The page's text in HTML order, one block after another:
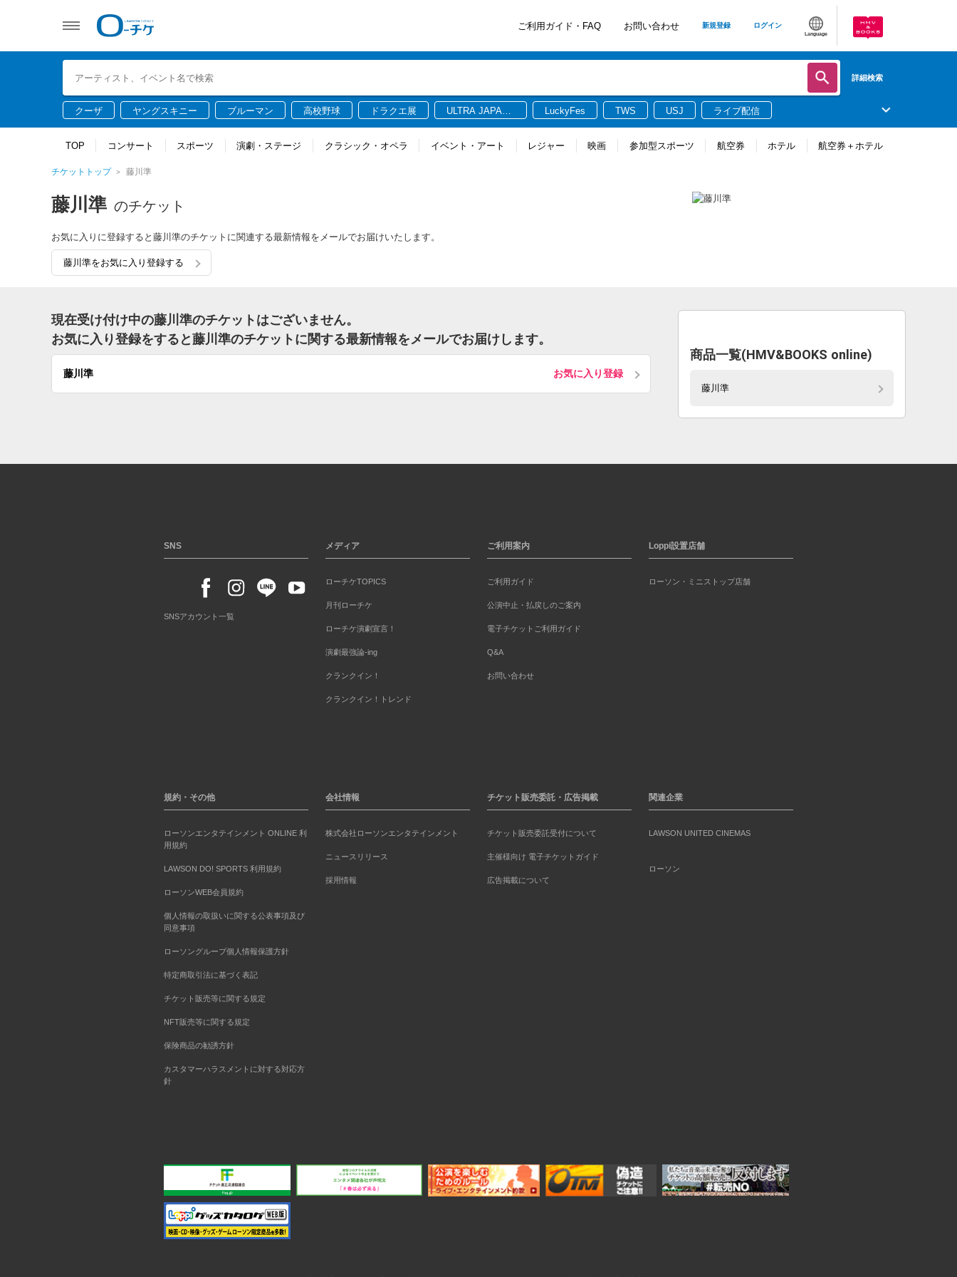
ご利用ガイド・FAQ お問い合わせ 新規登録 ログイン
Language
詳細検索
クーザ ヤングスキニー ブルーマン 高校野球 ドラクエ展
ULTRA JAPAN
LuckyFes TWS USJ ライブ配信
TOP コンサート スポーツ 演劇・ステージ クラシック・オペラ イベント・アート レジャー 映画 参加型スポーツ 航空券 ホテル 航空券＋ホテル
チケットトップ 藤川準
藤川準 のチケット
お気に入りに登録すると藤川準のチケットに関連する最新情報をメールでお届けいたします。
藤川準をお気に入り登録する
現在受け付け中の藤川準のチケットはございません。
お気に入り登録をすると藤川準のチケットに関する最新情報をメールでお届けします。
藤川準 お気に入り登録
商品一覧(HMV&BOOKS online)
藤川準
SNS
SNSアカウント一覧
メディア
ローチケTOPICS
月刊ローチケ
ローチケ演劇宣言！
演劇最強論-ing
クランクイン！
クランクイン！トレンド
ご利用案内
ご利用ガイド
公演中止・払戻しのご案内
電子チケットご利用ガイド
Q&A
お問い合わせ
Loppi設置店舗
ローソン・ミニストップ店舗
規約・その他
ローソンエンタテインメント ONLINE 利
用規約
LAWSON DO! SPORTS 利用規約
ローソンWEB会員規約
個人情報の取扱いに関する公表事項及び
同意事項
ローソングループ個人情報保護方針
特定商取引法に基づく表記
チケット販売等に関する規定
NFT販売等に関する規定
保険商品の勧誘方針
カスタマーハラスメントに対する対応方
針
会社情報
株式会社ローソンエンタテインメント
ニュースリリース
採用情報
チケット販売委託・広告掲載
チケット販売委託受付について
主催様向け 電子チケットガイド
広告掲載について
関連企業
LAWSON UNITED CINEMAS
ローソン